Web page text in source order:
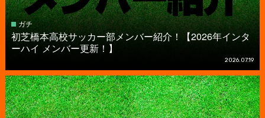
ガチ
初芝橋本高校サッカー部メンバー紹介！【2026年インタ
ーハイ メンバー更新！】
2026.07.19